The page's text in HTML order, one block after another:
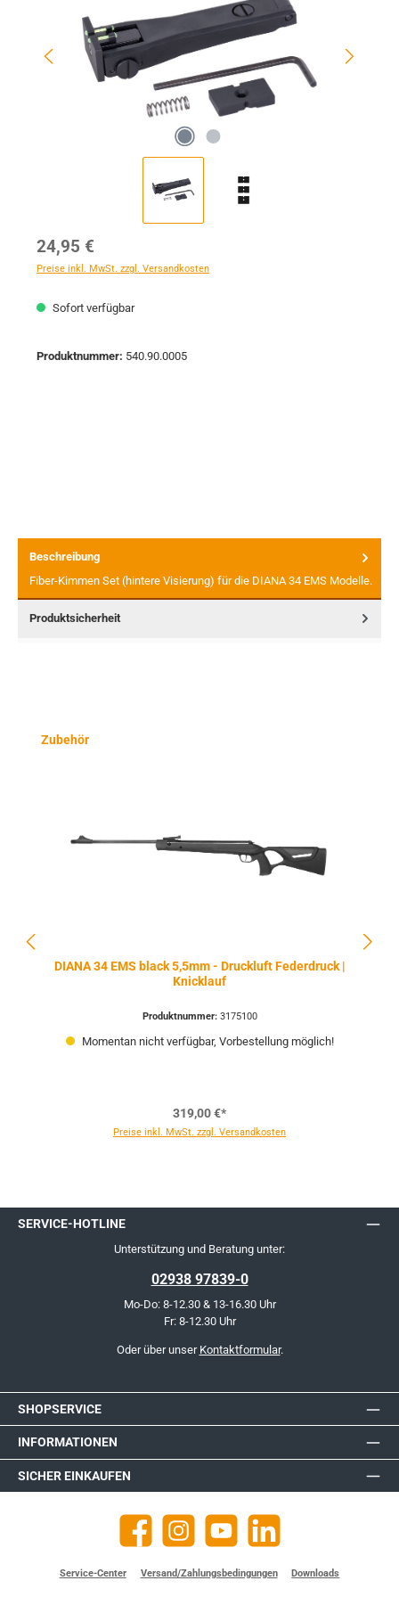
Regulärer Preis:
24,95 €
Preise inkl. MwSt. zzgl. Versandkosten
Sofort verfügbar
Produktnummer: 540.90.0005
Beschreibung
Fiber-Kimmen Set (hintere Visierung) für die DIANA 34 EMS Modelle.
Produktsicherheit
Produktgalerie überspringen
Zubehör
DIANA 34 EMS black 5,5mm - Druckluft Federdruck |
Knicklauf
Produktnummer: 3175100
Momentan nicht verfügbar, Vorbestellung möglich!
319,00 €*
Preise inkl. MwSt. zzgl. Versandkosten
SERVICE-HOTLINE
Unterstützung und Beratung unter:
02938 97839-0
Mo-Do: 8-12.30 & 13-16.30 Uhr
Fr: 8-12.30 Uhr
Oder über unser Kontaktformular.
SHOPSERVICE
INFORMATIONEN
SICHER EINKAUFEN
Facebook Instagram YouTube https://de.linkedin.com/company/
Service-Center Versand/Zahlungsbedingungen Downloads